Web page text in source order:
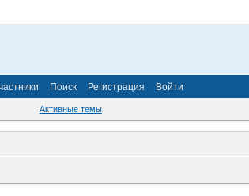
Поиск Регистрация Войти
Активные темы